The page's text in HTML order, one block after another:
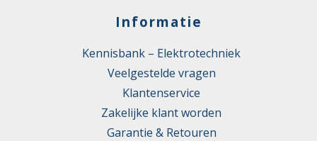
Informatie
Kennisbank – Elektrotechniek
Veelgestelde vragen
Klantenservice
Zakelijke klant worden
Garantie & Retouren